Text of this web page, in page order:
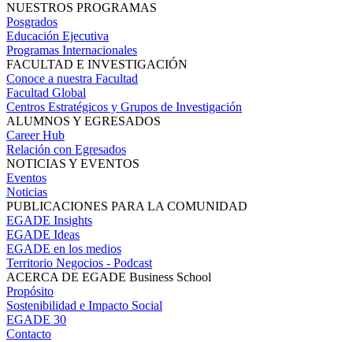
NUESTROS PROGRAMAS
Posgrados
Educación Ejecutiva
Programas Internacionales
FACULTAD E INVESTIGACIÓN
Conoce a nuestra Facultad
Facultad Global
Centros Estratégicos y Grupos de Investigación
ALUMNOS Y EGRESADOS
Career Hub
Relación con Egresados
NOTICIAS Y EVENTOS
Eventos
Noticias
PUBLICACIONES PARA LA COMUNIDAD
EGADE Insights
EGADE Ideas
EGADE en los medios
Territorio Negocios - Podcast
ACERCA DE EGADE Business School
Propósito
Sostenibilidad e Impacto Social
EGADE 30
Contacto